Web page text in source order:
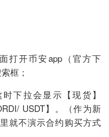
打开币安app（官方下
框；
下拉会显示【现货】
USDT】。（作为新
就不演示合约购买方式